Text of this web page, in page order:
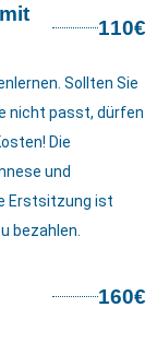
110€
Sollten Sie
nicht passt, dürfen
Die
und
Erstsitzung ist
bezahlen.
160€